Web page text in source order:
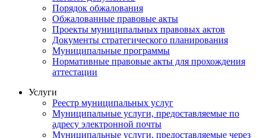
Порядок обжалования
Обжалованные правовые акты
Проекты муниципальных правовых актов
Документы стратегического планирования
Муниципальные программы
Нормативные правовые акты для прохождения
аттестации
Услуги
Реестр муниципальных услуг
Муниципальные услуги, предоставляемые по
адресу электронной почты
Муниципальные услуги, предоставляемые через